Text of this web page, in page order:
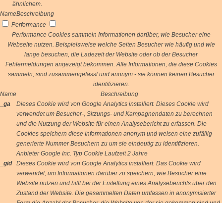
ähnlichem.
NameBeschreibung
Performance
Performance Cookies sammeln Informationen darüber, wie Besucher eine
Webseite nutzen. Beispielsweise welche Seiten Besucher wie häufig und wie
lange besuchen, die Ladezeit der Website oder ob der Besucher
Fehlermeldungen angezeigt bekommen. Alle Informationen, die diese Cookies
sammeln, sind zusammengefasst und anonym - sie können keinen Besucher
identifizieren.
Name
Beschreibung
_ga
Dieses Cookie wird von Google Analytics installiert. Dieses Cookie wird
verwendet um Besucher-, Sitzungs- und Kampagnendaten zu berechnen
und die Nutzung der Website für einen Analysebericht zu erfassen. Die
Cookies speichern diese Informationen anonym und weisen eine zufällig
generierte Nummer Besuchern zu um sie eindeutig zu identifizieren.
Anbieter Google Inc. Typ Cookie Laufzeit 2 Jahre
_gid
Dieses Cookie wird von Google Analytics installiert. Das Cookie wird
verwendet, um Informationen darüber zu speichern, wie Besucher eine
Website nutzen und hilft bei der Erstellung eines Analyseberichts über den
Zustand der Website. Die gesammelten Daten umfassen in anonymisierter